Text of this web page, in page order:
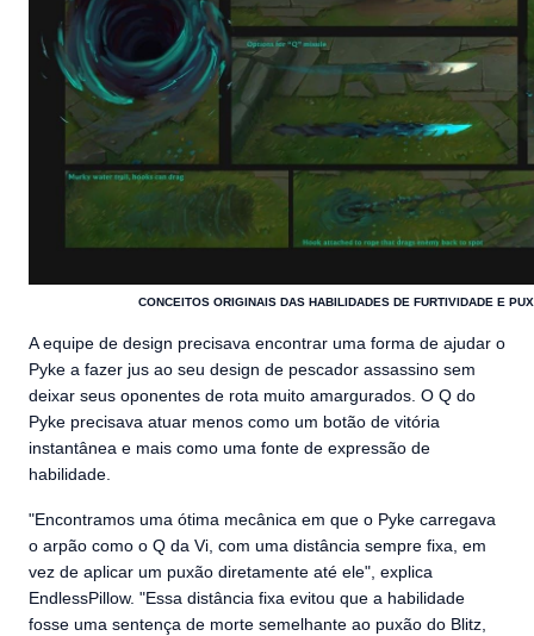
CONCEITOS ORIGINAIS DAS HABILIDADES DE FURTIVIDADE E
A equipe de design precisava encontrar uma forma de ajudar o
Pyke a fazer jus ao seu design de pescador assassino sem
deixar seus oponentes de rota muito amargurados. O Q do
Pyke precisava atuar menos como um botão de vitória
instantânea e mais como uma fonte de expressão de
habilidade.
"Encontramos uma ótima mecânica em que o Pyke carregava
o arpão como o Q da Vi, com uma distância sempre fixa, em
vez de aplicar um puxão diretamente até ele", explica
EndlessPillow. "Essa distância fixa evitou que a habilidade
fosse uma sentença de morte semelhante ao puxão do Blitz,